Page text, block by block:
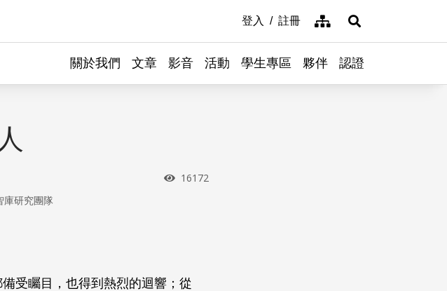
登入 註冊 網站導覽展開搜尋
關於我們 文章 影音 活動 學生專區 夥伴 認證
瀏覽次數
16172
庫研究團隊
受矚目，也得到熱烈的迴響；從